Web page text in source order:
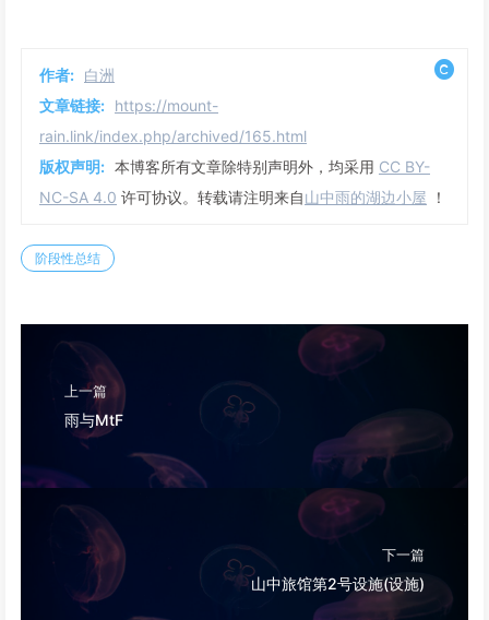
作者: 白洲
文章链接: https://mount-
rain.link/index.php/archived/165.html
版权声明: 本博客所有文章除特别声明外，均采用 CC BY-
NC-SA 4.0 许可协议。转载请注明来自山中雨的湖边小屋 ！
阶段性总结
上一篇
雨与MtF
下一篇
山中旅馆第2号设施(设施)